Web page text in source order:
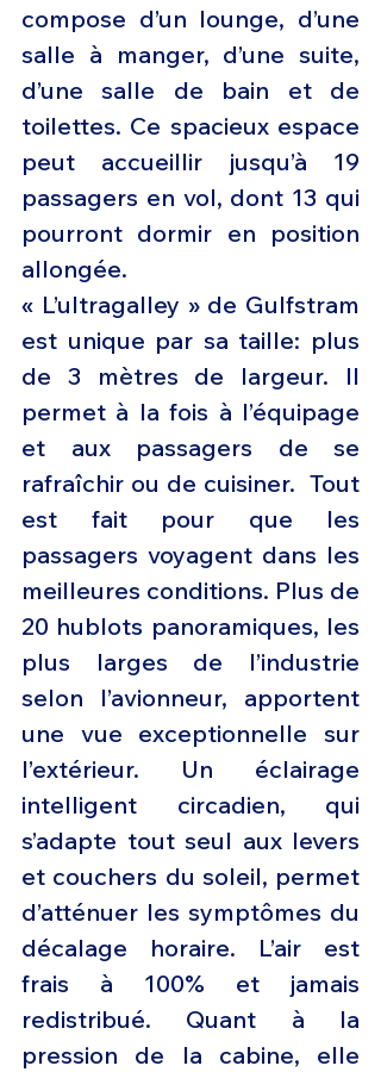
compose d’un lounge, d’une
salle à manger, d’une suite,
d’une salle de bain et de
toilettes. Ce spacieux espace
peut accueillir jusqu’à 19
passagers en vol, dont 13 qui
pourront dormir en position
allongée.
« L’ultragalley » de Gulfstram
est unique par sa taille: plus
de 3 mètres de largeur. Il
permet à la fois à l’équipage
et aux passagers de se
rafraîchir ou de cuisiner.  Tout
est fait pour que les
passagers voyagent dans les
meilleures conditions. Plus de
20 hublots panoramiques, les
plus larges de l’industrie
selon l’avionneur, apportent
une vue exceptionnelle sur
l’extérieur. Un éclairage
intelligent circadien, qui
s’adapte tout seul aux levers
et couchers du soleil, permet
d’atténuer les symptômes du
décalage horaire. L’air est
frais à 100% et jamais
redistribué. Quant à la
pression de la cabine, elle